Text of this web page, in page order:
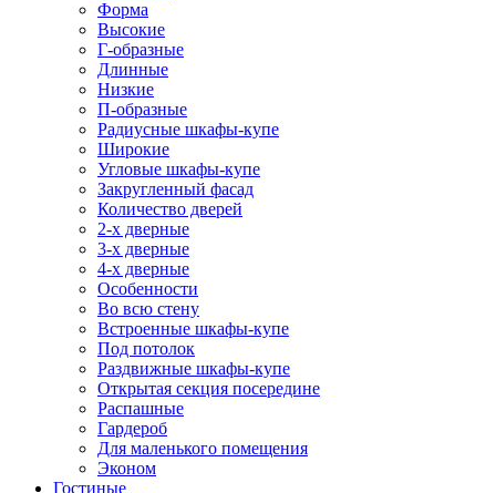
Форма
Высокие
Г-образные
Длинные
Низкие
П-образные
Радиусные шкафы-купе
Широкие
Угловые шкафы-купе
Закругленный фасад
Количество дверей
2-х дверные
3-х дверные
4-х дверные
Особенности
Во всю стену
Встроенные шкафы-купе
Под потолок
Раздвижные шкафы-купе
Открытая секция посередине
Распашные
Гардероб
Для маленького помещения
Эконом
Гостиные